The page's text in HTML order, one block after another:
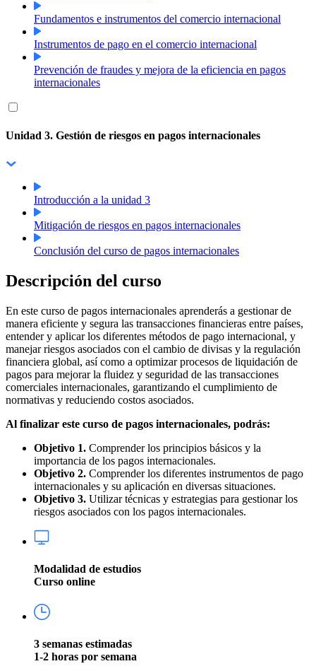
Fundamentos e instrumentos del comercio internacional
Instrumentos de pago en el comercio internacional
Prevención de fraudes y mejora de la eficiencia en pagos
internacionales
Unidad 3. Gestión de riesgos en pagos internacionales
Introducción a la unidad 3
Mitigación de riesgos en pagos internacionales
Conclusión del curso de pagos internacionales
Descripción del curso
En este curso de pagos internacionales aprenderás a gestionar de
manera eficiente y segura las transacciones financieras entre países,
entender y aplicar los diferentes métodos de pago internacional, y
manejar riesgos asociados con el cambio de divisas y la regulación
financiera global, así como a optimizar procesos de liquidación de
pagos para mejorar la fluidez y seguridad de las transacciones
comerciales internacionales, garantizando el cumplimiento de
normativas y reduciendo costos asociados.
Al finalizar este curso de pagos internacionales, podrás:
Objetivo 1. Comprender los principios básicos y la
importancia de los pagos internacionales.
Objetivo 2. Comprender los diferentes instrumentos de pago
internacionales y su aplicación en diversas situaciones.
Objetivo 3. Utilizar técnicas y estrategias para gestionar los
riesgos asociados con los pagos internacionales.
Modalidad de estudios
Curso online
3 semanas estimadas
1-2 horas por semana